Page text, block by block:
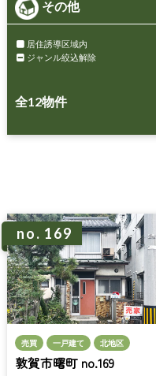
その他
居住誘導区域内
ジャンル絞込解除
全12物件
no. 169
売買 一戸建て 北地区
敦賀市曙町 no.169